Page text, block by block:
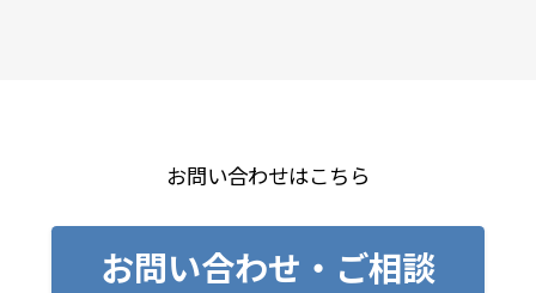
お問い合わせはこちら
お問い合わせ・ご相談